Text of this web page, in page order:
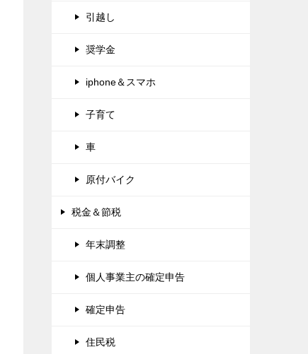
引越し
奨学金
iphone＆スマホ
子育て
車
原付バイク
税金＆節税
年末調整
個人事業主の確定申告
確定申告
住民税